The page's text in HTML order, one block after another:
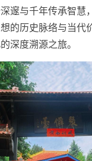
邃与千年传承智慧
的历史脉络与当代
深度溯源之旅。